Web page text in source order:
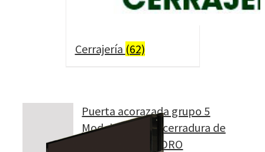
Cerrajería (62)
Puerta acorazada grupo 5
Modelo 500 con cerradura de
seguridad CILINDRO